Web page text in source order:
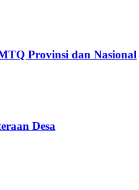
Provinsi dan Nasional
Desa